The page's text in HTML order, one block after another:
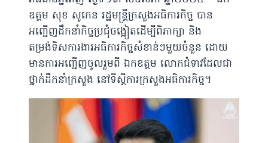
ឧត្តម សុខ សូកេន រដ្ឋមន្រ្តីក្រសួងអធិការកិច្ច បាន
អញ្ជើញដឹកនាំកិច្ចប្រជុំចង្អៀតដើម្បីពិភាក្សា និង
តម្រង់ទិសការងារអធិការកិច្ចសំខាន់ៗមួយចំនួន ដោយ
មានការអញ្ជើញចូលរួមពី ឯកឧត្តម លោកជំទាវដែលជា
ថ្នាក់ដឹកនាំក្រសួង នៅទីស្ដីការក្រសួងអធិការកិច្ច។